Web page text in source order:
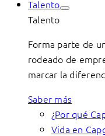
Talento
Talento
Forma parte de
rodeado de
marcar la
Saber más
¿Por qué
Vida en